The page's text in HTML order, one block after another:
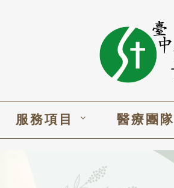
服務項目 醫療團隊